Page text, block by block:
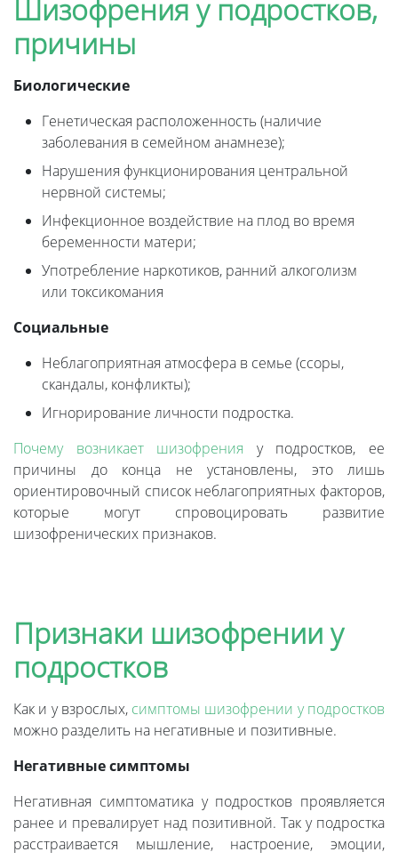
Шизофрения у подростков,
причины
Биологические
Генетическая расположенность (наличие
заболевания в семейном анамнезе);
Нарушения функционирования центральной
нервной системы;
Инфекционное воздействие на плод во время
беременности матери;
Употребление наркотиков, ранний алкоголизм
или токсикомания
Социальные
Неблагоприятная атмосфера в семье (ссоры,
скандалы, конфликты);
Игнорирование личности подростка.
Почему возникает шизофрения у подростков, ее
причины до конца не установлены, это лишь
ориентировочный список неблагоприятных факторов,
которые могут спровоцировать развитие
шизофренических признаков.
Признаки шизофрении у
подростков
Как и у взрослых, симптомы шизофрении у подростков
можно разделить на негативные и позитивные.
Негативные симптомы
Негативная симптоматика у подростков проявляется
ранее и превалирует над позитивной. Так у подростка
расстраивается мышление, настроение, эмоции,